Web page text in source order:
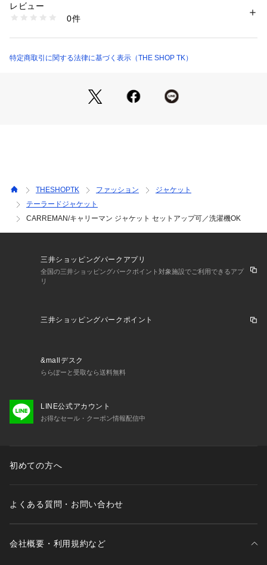
【デザインポイント】
・フロントの着丈を少し長くすることで着映えするシルエット
りシルエットを採用。
ります。また、パソコン・スマートフォンなどの環境により、
若干製品と画像のカラーが異なる場合もございます。
生産国：インドネシア製
1600200008549
レビュー
0件
特定商取引に関する法律に基づく表示（THE SHOP TK）
THESHOPTK ファッション
ジャケット
テーラードジャケット
CARREMAN/キャリーマン ジャケット セットアップ可／洗濯機OK
三井ショッピングパークアプリ
全国の三井ショッピングパークポイント対象施設でご利用できるアプ
リ
三井ショッピングパークポイント
&mallデスク
ららぽーと受取なら送料無料
LINE公式アカウント
お得なセール・クーポン情報配信中
初めての方へ
よくある質問・お問い合わせ
会社概要・利用規約など